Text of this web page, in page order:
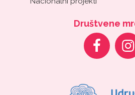
Društvene